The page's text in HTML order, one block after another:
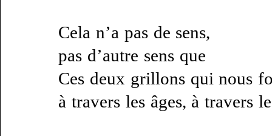
Cela n’a pas de sens,
pas d’autre sens que
Ces deux grillons qui nous
à travers les âges, à travers